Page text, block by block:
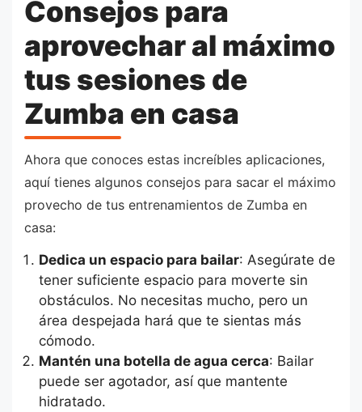
Consejos para
aprovechar al máximo
tus sesiones de
Zumba en casa
Ahora que conoces estas increíbles aplicaciones,
aquí tienes algunos consejos para sacar el máximo
provecho de tus entrenamientos de Zumba en
casa:
Dedica un espacio para bailar: Asegúrate de
tener suficiente espacio para moverte sin
obstáculos. No necesitas mucho, pero un
área despejada hará que te sientas más
cómodo.
Mantén una botella de agua cerca: Bailar
puede ser agotador, así que mantente
hidratado.